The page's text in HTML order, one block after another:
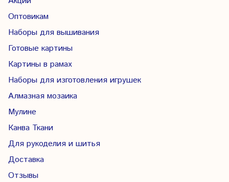
Оптовикам
Наборы для вышивания
Готовые картины
Картины в рамах
Наборы для изготовления игрушек
Алмазная мозаика
Мулине
Канва Ткани
Для рукоделия и шитья
Доставка
Отзывы